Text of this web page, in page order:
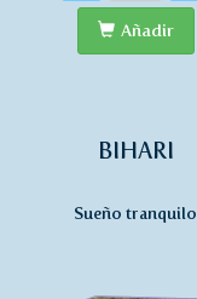
Añadir
BIHARI
Sueño tranquilo